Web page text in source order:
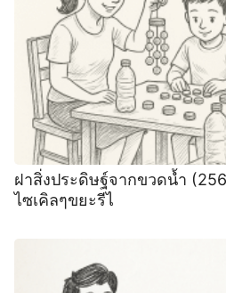
ฝาสิ่งประดิษฐ์จากขวดน้ำ
ไซเคิลๆขยะรีไ